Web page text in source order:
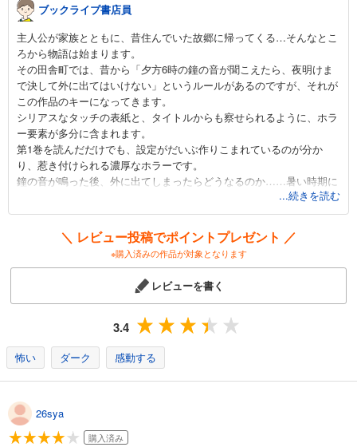
火葬場のない町に鐘が鳴る時（１３）
円 (税込)
完結
カート
試し読み
あらすじを表示する
火葬場のない町に鐘が鳴る時（１４）
792円 (税込)
完結
カート
試し読み
ブックライブ書店員
主人公が家族とともに、昔住んでいた故郷に帰ってくる…そんなとこ
ろから物語は始まります。
その田舎町では、昔から「夕方6時の鐘の音が聞こえたら、夜明けま
で決して外に出てはいけない」というルールがあるのですが、それが
この作品のキーになってきます。
シリアスなタッチの表紙と、タイトルからも察せられるように、ホラ
ー要素が多分に含まれます。
第1巻を読んだだけでも、設定がだいぶ作りこまれているのが分か
り、惹き付けられる濃厚なホラーです。
鐘の音が鳴った後、外に出てしまったらどうなるのか……暑い時期に
クールダウンするにはうってつけの作品なので、是非読んでみてくだ
さい。
...続きを読む
＼ レビュー投稿でポイントプレゼント ／
※購入済みの作品が対象となります
レビューを書く
3.4
怖い ダーク 感動する
26sya
購入済み